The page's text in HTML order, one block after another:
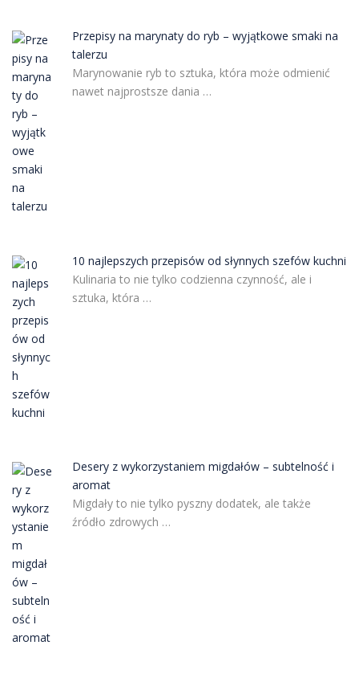
Przepisy na marynaty do ryb – wyjątkowe smaki na
talerzu
Marynowanie ryb to sztuka, która może odmienić
nawet najprostsze dania …
10 najlepszych przepisów od słynnych szefów kuchni
Kulinaria to nie tylko codzienna czynność, ale i
sztuka, która …
Desery z wykorzystaniem migdałów – subtelność i
aromat
Migdały to nie tylko pyszny dodatek, ale także
źródło zdrowych …